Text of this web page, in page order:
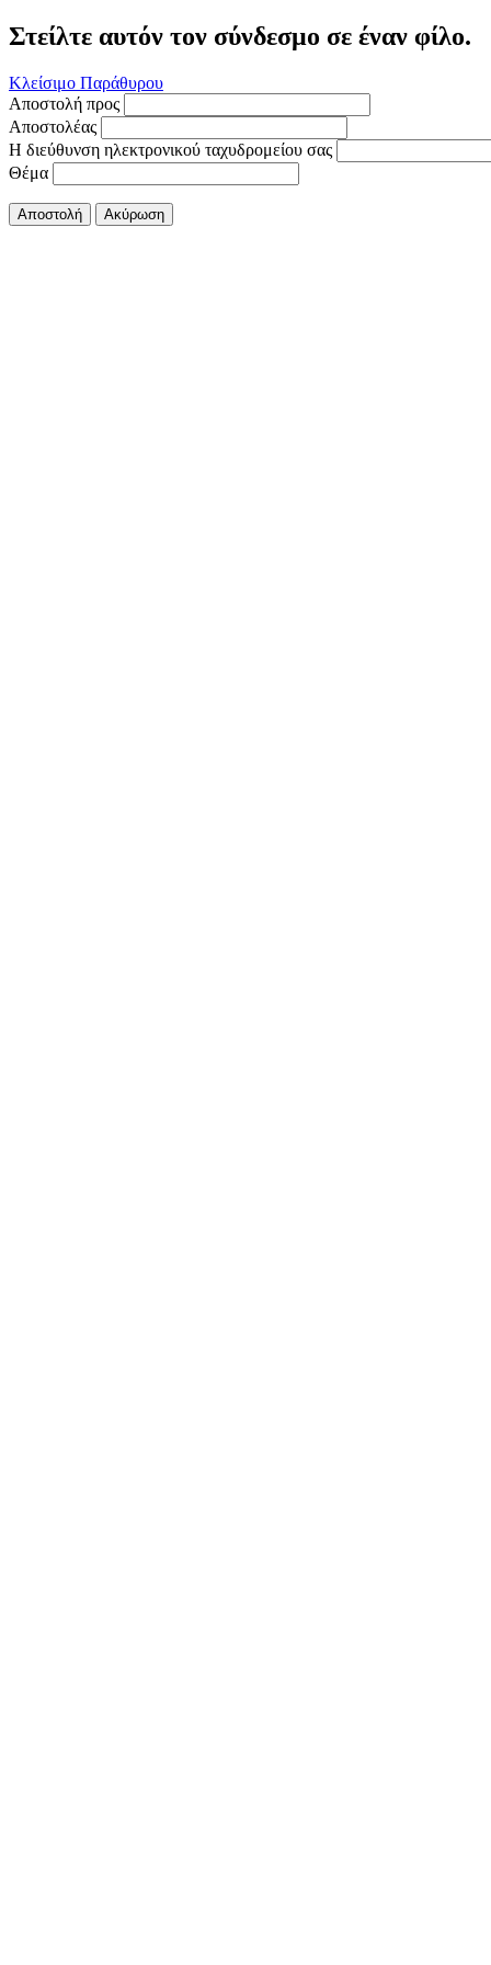
Στείλτε αυτόν τον σύνδεσμο σε έναν φίλο.
Κλείσιμο Παράθυρου
Αποστολή προς
Αποστολέας
Η διεύθυνση ηλεκτρονικού ταχυδρομείου σας
Θέμα
Αποστολή Ακύρωση